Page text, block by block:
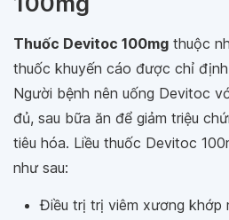
Thuốc Devitoc 100mg thuộc
thuốc khuyến cáo được chỉ
Người bệnh nên uống Devitoc
đủ, sau bữa ăn để giảm triệu
tiêu hóa. Liều thuốc Devitoc
như sau:
Điều trị trị viêm xương khớp